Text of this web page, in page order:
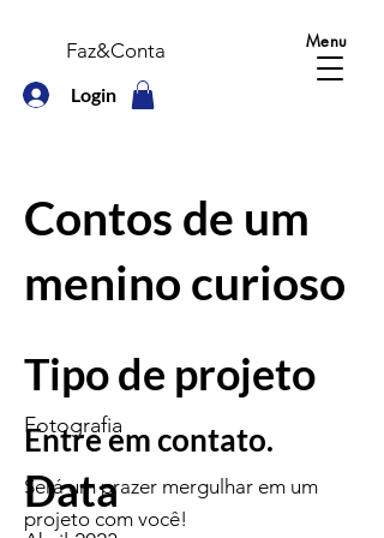
Login
Faz&Conta Menu
Contos de um
menino curioso
Tipo de projeto
Fotografia
Data
Entre em contato.
Será um prazer mergulhar em um
projeto com você!